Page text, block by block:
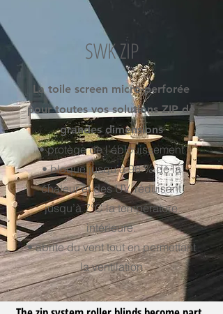
SWK ZIP
La toile screen micro-perforée
pour toutes vos solutions ZIP de
grandes dimensions
• protège de l’éblouissement
• bloque jusqu’à 96 % de la
chaleur et des UV, réduisant
jusqu’à 7°C la température
intérieure.
• abrite du vent tout en permettant
la ventilation